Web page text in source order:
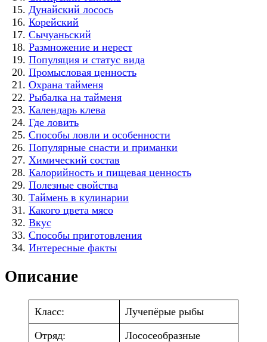
Дунайский лосось
Корейский
Сычуаньский
Размножение и нерест
Популяция и статус вида
Промысловая ценность
Охрана тайменя
Рыбалка на тайменя
Календарь клева
Где ловить
Способы ловли и особенности
Популярные снасти и приманки
Химический состав
Калорийность и пищевая ценность
Полезные свойства
Таймень в кулинарии
Какого цвета мясо
Вкус
Способы приготовления
Интересные факты
Описание
Класс:
Лучепёрые рыбы
Отряд:
Лососеобразные